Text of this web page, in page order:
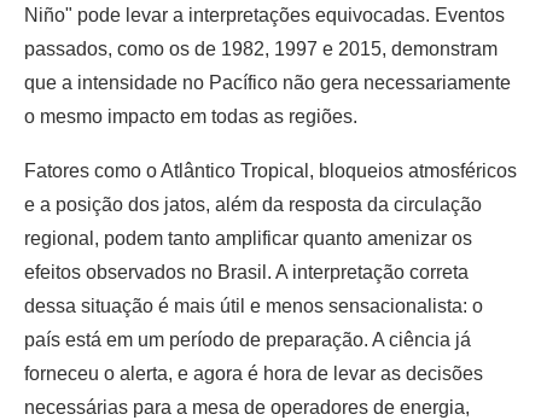
Niño" pode levar a interpretações equivocadas. Eventos
passados, como os de 1982, 1997 e 2015, demonstram
que a intensidade no Pacífico não gera necessariamente
o mesmo impacto em todas as regiões.
Fatores como o Atlântico Tropical, bloqueios atmosféricos
e a posição dos jatos, além da resposta da circulação
regional, podem tanto amplificar quanto amenizar os
efeitos observados no Brasil. A interpretação correta
dessa situação é mais útil e menos sensacionalista: o
país está em um período de preparação. A ciência já
forneceu o alerta, e agora é hora de levar as decisões
necessárias para a mesa de operadores de energia,